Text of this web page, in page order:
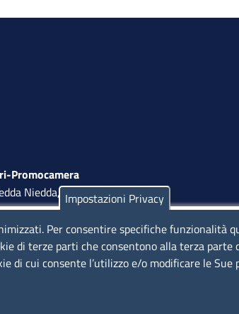
Promocamera
Niedda, 18 - 07100 Sassari
263 8800 | Fax 079 2638810
venerdì: 10,00 - 13,00; mercoledì pomeriggio:
17,00
Impostazioni Privacy
Per consentire specifiche funzionalità
di terze parti che consentono alla terza
di cui consente l’utilizzo e/o modificare le Sue